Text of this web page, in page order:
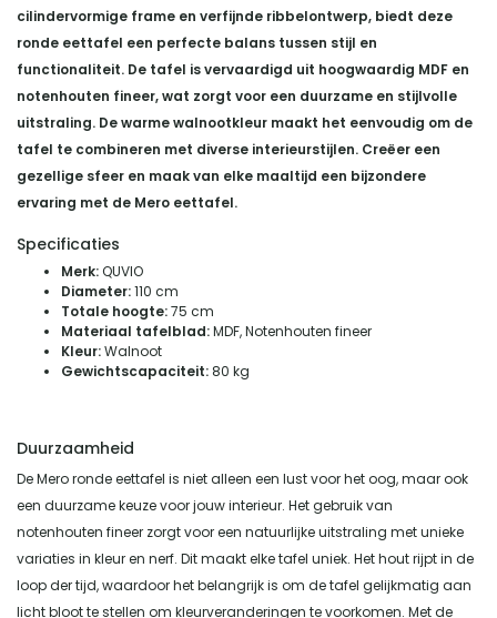
cilindervormige frame en verfijnde ribbelontwerp, biedt deze
ronde eettafel een perfecte balans tussen stijl en
functionaliteit. De tafel is vervaardigd uit hoogwaardig MDF en
notenhouten fineer, wat zorgt voor een duurzame en stijlvolle
uitstraling. De warme walnootkleur maakt het eenvoudig om de
tafel te combineren met diverse interieurstijlen. Creëer een
gezellige sfeer en maak van elke maaltijd een bijzondere
ervaring met de Mero eettafel.
Specificaties
Merk:QUVIO
Diameter:110 cm
Totale hoogte:75 cm
Materiaal tafelblad:MDF, Notenhouten fineer
Kleur:Walnoot
Gewichtscapaciteit:80 kg
Duurzaamheid
De Mero ronde eettafel is niet alleen een lust voor het oog, maar ook
een duurzame keuze voor jouw interieur. Het gebruik van
notenhouten fineer zorgt voor een natuurlijke uitstraling met unieke
variaties in kleur en nerf. Dit maakt elke tafel uniek. Het hout rijpt in de
loop der tijd, waardoor het belangrijk is om de tafel gelijkmatig aan
licht bloot te stellen om kleurveranderingen te voorkomen. Met de